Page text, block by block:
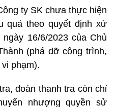
ty SK chưa thực hiện
quả theo quyết định xử
16/6/2023 của Chủ
(phá dỡ công trình,
phạm).
đoàn thanh tra còn chỉ
nhượng quyền sử